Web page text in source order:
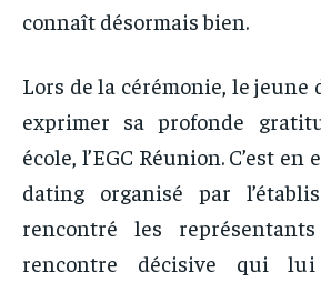
connaît désormais bien.
Lors de la cérémonie, le jeune
exprimer sa profonde
école, l’EGC Réunion. C’est en
dating organisé par
rencontré les
rencontre décisive qui